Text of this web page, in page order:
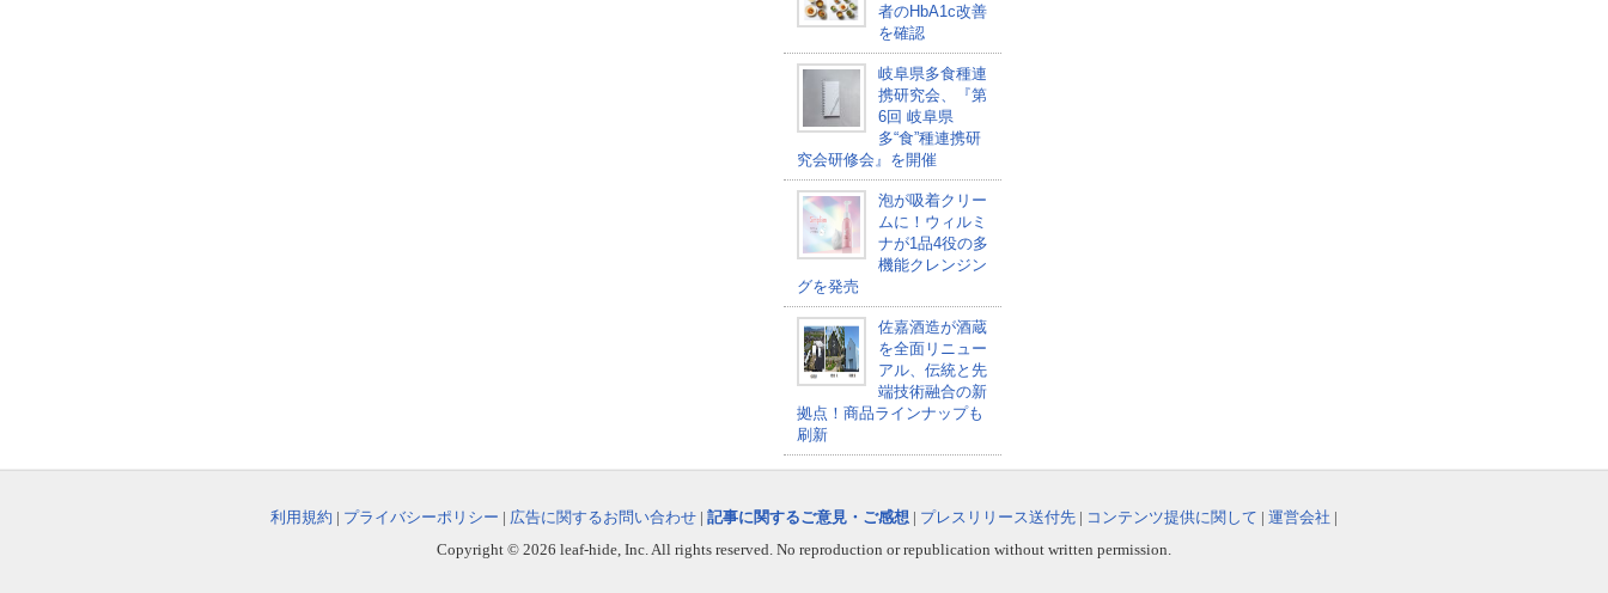
者のHbA1c改善
を確認
岐阜県多食種連
携研究会、『第
6回 岐阜県
多“食”種連携研
究会研修会』を開催
泡が吸着クリー
ムに！ウィルミ
ナが1品4役の多
機能クレンジン
グを発売
佐嘉酒造が酒蔵
を全面リニュー
アル、伝統と先
端技術融合の新
拠点！商品ラインナップも
刷新
利用規約 | プライバシーポリシー | 広告に関するお問い合わせ | 記事に関するご意見・ご感想 | プレスリリース送付先 | コンテンツ提供に関して | 運営会社 |
Copyright © 2026 leaf-hide, Inc. All rights reserved. No reproduction or republication without written permission.